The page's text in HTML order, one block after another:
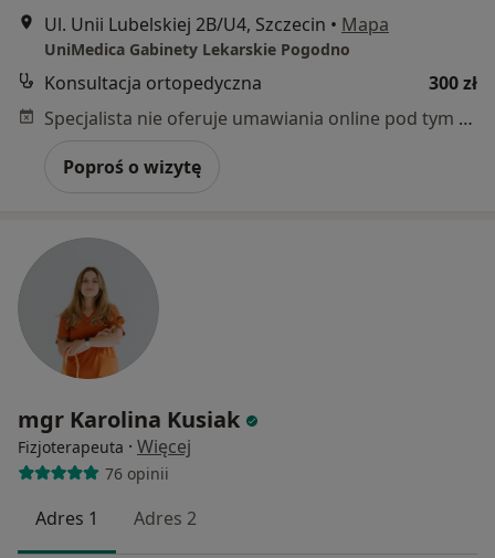
Ul. Unii Lubelskiej 2B/U4, Szczecin • Mapa
UniMedica Gabinety Lekarskie Pogodno
Konsultacja ortopedyczna
300 zł
Specjalista nie oferuje umawiania online pod tym adresem.
Poproś o wizytę
mgr Karolina Kusiak
Fizjoterapeuta · Więcej
76 opinii
Adres 1 Adres 2